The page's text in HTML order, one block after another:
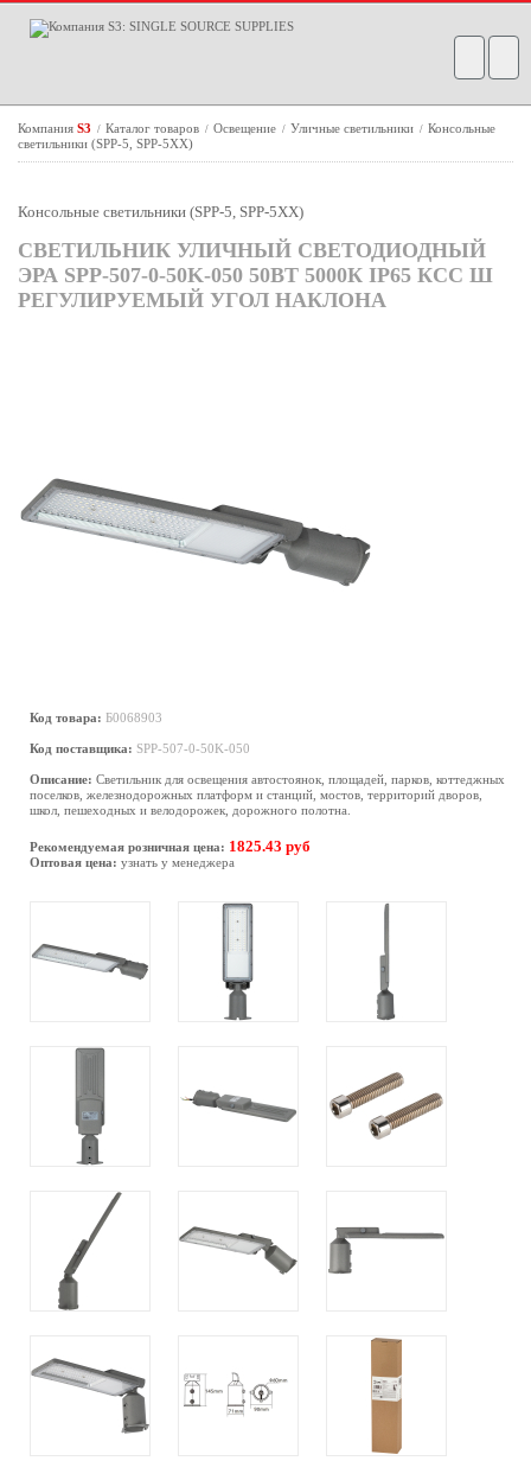
Компания S3 / Каталог товаров / Освещение / Уличные светильники / Консольные
светильники (SPP-5, SPP-5XX)
Консольные светильники (SPP-5, SPP-5XX)
СВЕТИЛЬНИК УЛИЧНЫЙ СВЕТОДИОДНЫЙ
ЭРА SPP-507-0-50K-050 50ВТ 5000К IP65 КСС Ш
РЕГУЛИРУЕМЫЙ УГОЛ НАКЛОНА
Код товара: Б0068903
Код поставщика: SPP-507-0-50K-050
Описание: Светильник для освещения автостоянок, площадей, парков, коттеджных
поселков, железнодорожных платформ и станций, мостов, территорий дворов,
школ, пешеходных и велодорожек, дорожного полотна.
Рекомендуемая розничная цена: 1825.43 руб
Оптовая цена: узнать у менеджера